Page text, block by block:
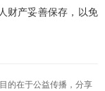
财产妥善保存，以免
的在于公益传播，分享